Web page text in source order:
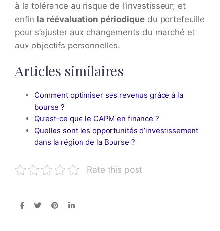
à la tolérance au risque de l’investisseur; et
enfin la réévaluation périodique du portefeuille
pour s’ajuster aux changements du marché et
aux objectifs personnelles.
Articles similaires
Comment optimiser ses revenus grâce à la
bourse ?
Qu’est-ce que le CAPM en finance ?
Quelles sont les opportunités d’investissement
dans la région de la Bourse ?
Rate this post